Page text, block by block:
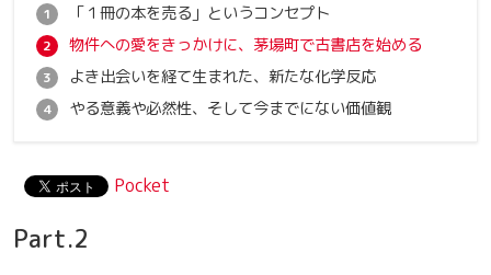
「１冊の本を売る」というコンセプト
物件への愛をきっかけに、茅場町で古書店を始める
よき出会いを経て生まれた、新たな化学反応
やる意義や必然性、そして今までにない価値観
Pocket
Part.2